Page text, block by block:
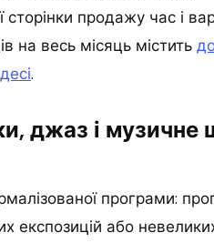
продажу час і
на весь місяць містить
.
джаз і музичне
програми:
експозицій або